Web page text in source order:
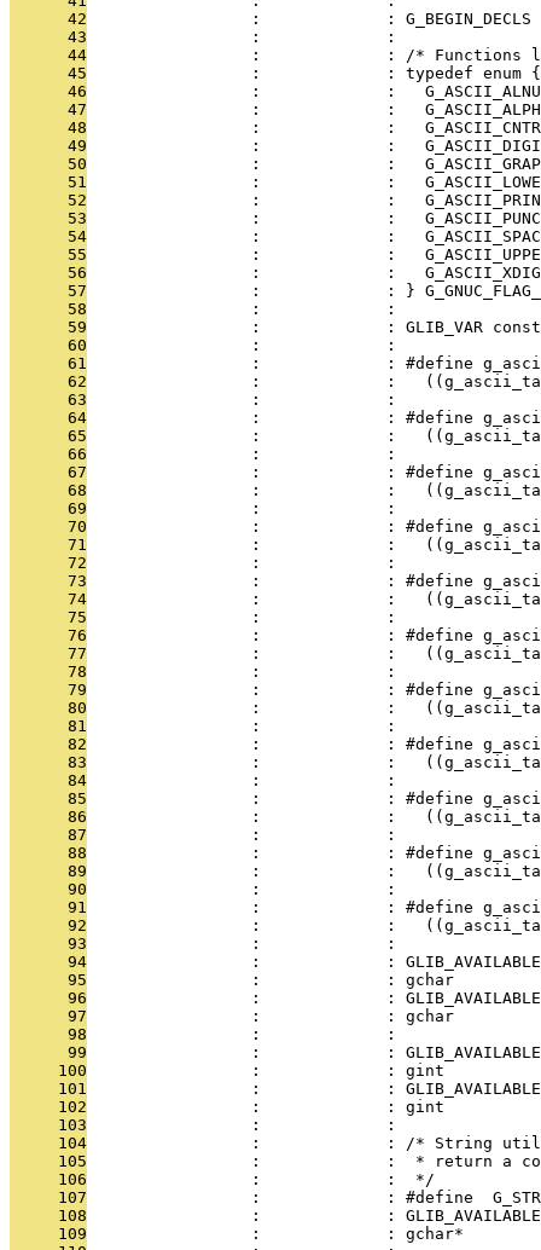
      42
                 :             : G_BEGIN_DECLS
      43
                 :             :
      44
:             : /* Functions
      45
                 :             : typedef enum {
      46
:             :
      47
:             :
      48
:             :
      49
:             :
      50
:             :
      51
:             :
      52
:             :
      53
:             :
      54
:             :
      55
:             :
      56
:             :
      57
:             : }
      58
                 :             :
      59
:             : GLIB_VAR
      60
                 :             :
      61
:             : #define
      62
:             :
      63
                 :             :
      64
:             : #define
      65
:             :
      66
                 :             :
      67
:             : #define
      68
:             :
      69
                 :             :
      70
:             : #define
      71
:             :
      72
                 :             :
      73
:             : #define
      74
:             :
      75
                 :             :
      76
:             : #define
      77
:             :
      78
                 :             :
      79
:             : #define
      80
:             :
      81
                 :             :
      82
:             : #define
      83
:             :
      84
                 :             :
      85
:             : #define
      86
:             :
      87
                 :             :
      88
:             : #define
      89
:             :
      90
                 :             :
      91
:             : #define
      92
:             :
      93
                 :             :
      94
:             :
      95
:             : gchar
      96
:             :
      97
:             : gchar
      98
                 :             :
      99
:             :
     100
:             : gint
     101
:             :
     102
:             : gint
     103
                 :             :
     104
:             : /* String
     105
:             :  * return a
     106
                 :             :  */
     107
:             : #define
     108
:             :
     109
:             : gchar*